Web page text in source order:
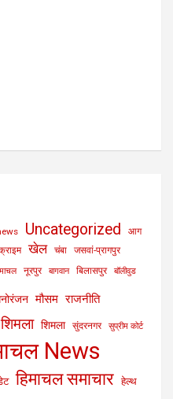
Uncategorized आग
खेल चंबा
जसवां-प्रागपुर
नूरपुर बागवान बिलासपुर बॉलीवुड
मौसम राजनीति
शिमला शिमला सुंदरनगर सुप्रीम कोर्ट
News
हिमाचल समाचार हेल्थ